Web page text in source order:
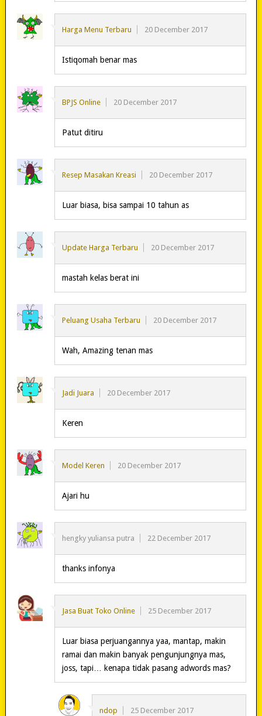
Harga Menu Terbaru 20 December 2017
Istiqomah benar mas
BPJS Online 20 December 2017
Patut ditiru
Resep Masakan Kreasi 20 December 2017
Luar biasa, bisa sampai 10 tahun as
Update Harga Terbaru 20 December 2017
mastah kelas berat ini
Peluang Usaha Terbaru 20 December 2017
Wah, Amazing tenan mas
Jadi Juara 20 December 2017
Keren
Model Keren 20 December 2017
Ajari hu
hengky yuliansa putra 22 December 2017
thanks infonya
Jasa Buat Toko Online 25 December 2017
Luar biasa perjuangannya yaa, mantap, makin
ramai dan makin banyak pengunjungnya mas,
joss, tapi… kenapa tidak pasang adwords mas?
ndop 25 December 2017